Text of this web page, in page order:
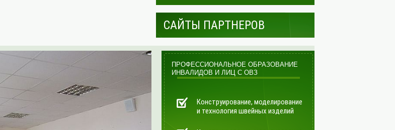
САЙТЫ ПАРТНЕРОВ
ПРОФЕССИОНАЛЬНОЕ ОБРАЗОВАНИЕ
ИНВАЛИДОВ И ЛИЦ С ОВЗ
Конструирование, моделирование
и технология швейных изделий